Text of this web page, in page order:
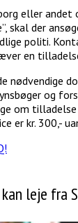
eller andet
skal der
politi.
en
nødvendige
og
om
er kr. 300,-
leje fra